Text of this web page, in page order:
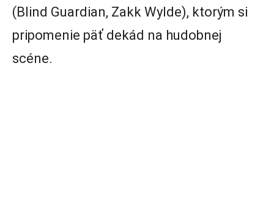
(Blind Guardian, Zakk Wylde), ktorým si
pripomenie päť dekád na hudobnej
scéne.